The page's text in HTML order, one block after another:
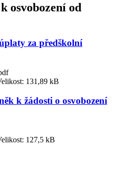
osvobození od
za předškolní
131,89 kB
k žádosti o osvobození
127,5 kB